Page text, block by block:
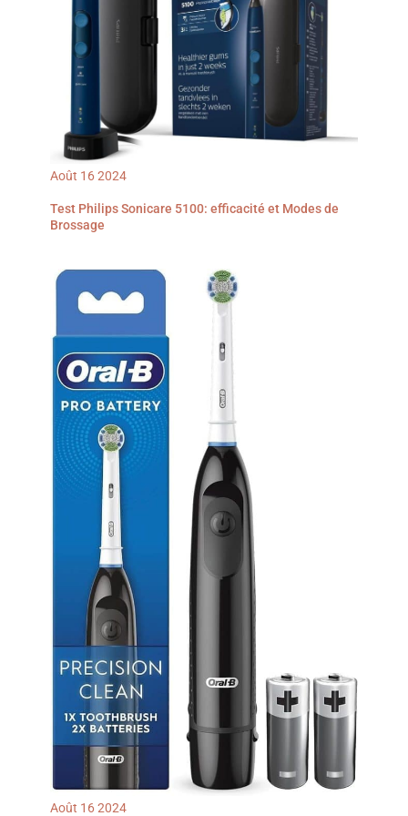
coffrets de voyage, 1
chargeur ; adaptateur
secteur non inclus.
L’emballage peut varier.
les gencives : protégez
vos gencives grâce à
l'alerte de pression
intelligente, qui émet de
légères impulsions tout
en réduisant les
vibrations lorsque vous
brossez trop fort
Brossage en douceur : la
fonction EasyStart
augmente doucement la
à votre brosse à dents
rechargeable Philips
Sonicare 5500 est
assortie d'une garantie de
2 ans et d'un délai de
rétractation de 30 jours
Le kit comprend : 1
brosse à dents électrique
sonique 5500, 1 tête de
brosse W2 Optimal White,
1 coffret de voyage, 1
chargeur ; adaptateur
L’emballage peut varier.
Août 162024
Test Philips Sonicare 5100: efficacité et Modes de
Brossage
Août 162024